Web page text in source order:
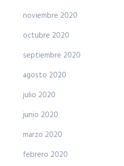
noviembre 2020
octubre 2020
septiembre 2020
agosto 2020
julio 2020
junio 2020
marzo 2020
febrero 2020